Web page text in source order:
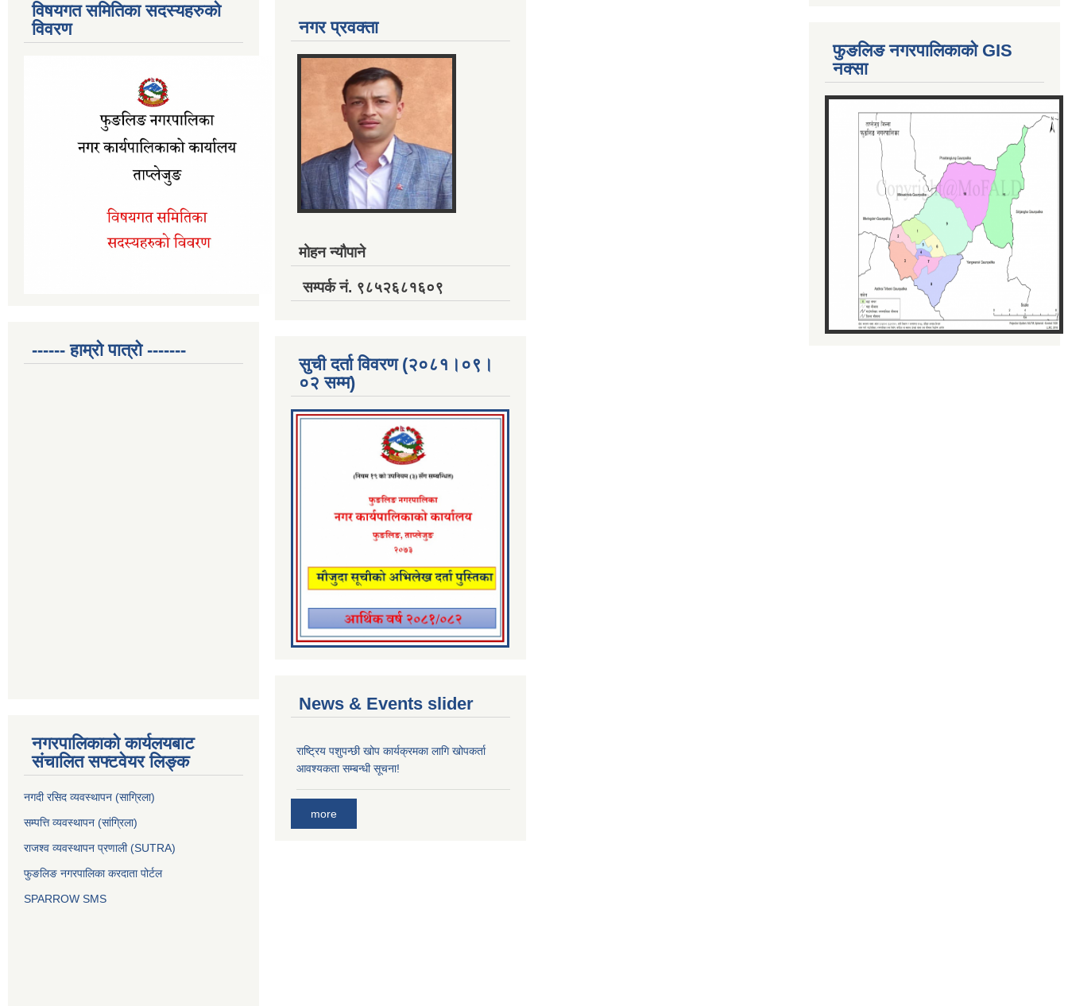
विषयगत समितिका सदस्यहरुको
विवरण
------ हाम्रो पात्रो -------
नगरपालिकाको कार्यलयबाट
संचालित सफ्टवेयर लिङ्क
नगदी रसिद व्यवस्थापन (साग्रिला)
सम्पत्ति व्यवस्थापन (सांग्रिला)
राजश्व व्यवस्थापन प्रणाली (SUTRA)
फुङलिङ नगरपालिका करदाता पोर्टल
SPARROW SMS
नगर प्रवक्ता
मोहन न्यौपाने
सम्पर्क नं. ९८५२६८१६०९
सुची दर्ता विवरण (२०८१।०९।
०२ सम्म)
News & Events slider
राष्ट्रिय पशुपन्छी खोप कार्यक्रमका लागि खोपकर्ता
आवश्यकता सम्बन्धी सूचना!
more
फुङलिङ नगरपालिकाको GIS
नक्सा